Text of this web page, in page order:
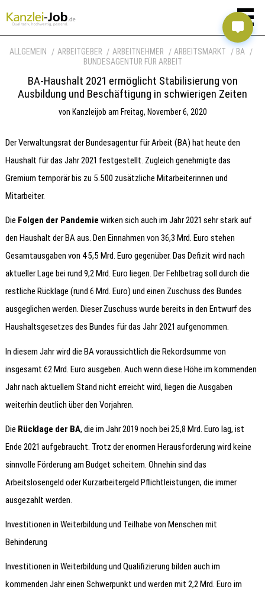
ALLGEMEIN ARBEITGEBER ARBEITNEHMER ARBEITSMARKT
BA
BUNDESAGENTUR FÜR ARBEIT
BA-Haushalt 2021 ermöglicht Stabilisierung von
Ausbildung und Beschäftigung in schwierigen Zeiten
von Kanzleijob am Freitag, November 6, 2020
Der Verwaltungsrat der Bundesagentur für Arbeit (BA) hat heute den
Haushalt für das Jahr 2021 festgestellt. Zugleich genehmigte das
Gremium temporär bis zu 5.500 zusätzliche Mitarbeiterinnen und
Mitarbeiter.
Die Folgen der Pandemie wirken sich auch im Jahr 2021 sehr stark auf
den Haushalt der BA aus. Den Einnahmen von 36,3 Mrd. Euro stehen
Gesamtausgaben von 45,5 Mrd. Euro gegenüber. Das Defizit wird nach
aktueller Lage bei rund 9,2 Mrd. Euro liegen. Der Fehlbetrag soll durch die
restliche Rücklage (rund 6 Mrd. Euro) und einen Zuschuss des Bundes
ausgeglichen werden. Dieser Zuschuss wurde bereits in den Entwurf des
Haushaltsgesetzes des Bundes für das Jahr 2021 aufgenommen.
In diesem Jahr wird die BA voraussichtlich die Rekordsumme von
insgesamt 62 Mrd. Euro ausgeben. Auch wenn diese Höhe im kommenden
Jahr nach aktuellem Stand nicht erreicht wird, liegen die Ausgaben
weiterhin deutlich über den Vorjahren.
Die Rücklage der BA, die im Jahr 2019 noch bei 25,8 Mrd. Euro lag, ist
Ende 2021 aufgebraucht. Trotz der enormen Herausforderung wird keine
sinnvolle Förderung am Budget scheitern. Ohnehin sind das
Arbeitslosengeld oder Kurzarbeitergeld Pflichtleistungen, die immer
ausgezahlt werden.
Investitionen in Weiterbildung und Teilhabe von Menschen mit
Behinderung
Investitionen in Weiterbildung und Qualifizierung bilden auch im
kommenden Jahr einen Schwerpunkt und werden mit 2,2 Mrd. Euro im